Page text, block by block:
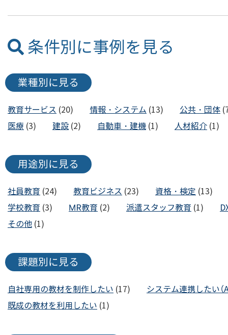
条件別に事例を見る
業種別に見る
教育サービス (20) 情報・システム (13) 公共・団体
医療 (3) 建設(2) 自動車・建機(1) 人材紹介(1)
用途別に見る
社員教育 (24) 教育ビジネス (23) 資格・検定 (13)
学校教育 (3) MR教育 (2) 派遣スタッフ教育 (1)
その他 (1)
課題別に見る
自社専用の教材を制作したい (17)
システム連携したい（
既成の教材を利用したい (1)